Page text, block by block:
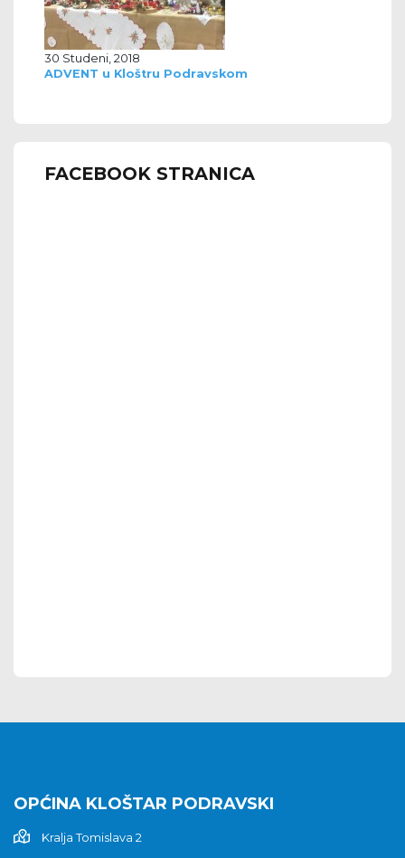
30 Studeni, 2018
ADVENT u Kloštru Podravskom
FACEBOOK STRANICA
OPĆINA KLOŠTAR PODRAVSKI
Kralja Tomislava 2